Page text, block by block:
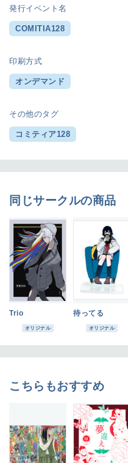
発行イベント名
COMITIA128
印刷方式
オンデマンド
その他のタグ
コミティア128
同じサークルの商品
Trio
オリジナル
待ってる
オリジナル
こちらもおすすめ